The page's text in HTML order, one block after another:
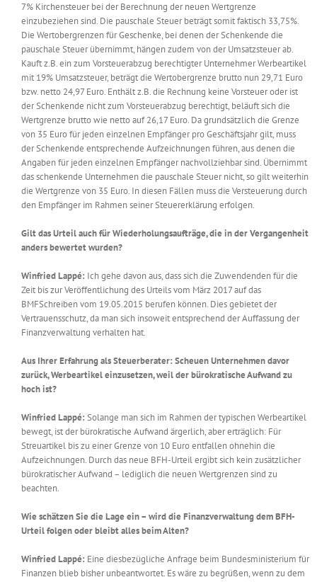
7% Kirchensteuer bei der Berechnung der neuen Wertgrenze
einzubeziehen sind. Die pauschale Steuer beträgt somit faktisch 33,75%.
Die Wertobergrenzen für Geschenke, bei denen der Schenkende die
pauschale Steuer übernimmt, hängen zudem von der Umsatzsteuer ab.
Kauft z.B. ein zum Vorsteuerabzug berechtigter Unternehmer Werbeartikel
mit 19% Umsatzsteuer, beträgt die Wertobergrenze brutto nun 29,71 Euro
bzw. netto 24,97 Euro. Enthält z.B. die Rechnung keine Vorsteuer oder ist
der Schenkende nicht zum Vorsteuerabzug berechtigt, beläuft sich die
Wertgrenze brutto wie netto auf 26,17 Euro. Da grundsätzlich die Grenze
von 35 Euro für jeden einzelnen Empfänger pro Geschäftsjahr gilt, muss
der Schenkende entsprechende Aufzeichnungen führen, aus denen die
Angaben für jeden einzelnen Empfänger nachvollziehbar sind. Übernimmt
das schenkende Unternehmen die pauschale Steuer nicht, so gilt weiterhin
die Wertgrenze von 35 Euro. In diesen Fällen muss die Versteuerung durch
den Empfänger im Rahmen seiner Steuererklärung erfolgen.
Gilt das Urteil auch für Wiederholungsaufträge, die in der Vergangenheit
anders bewertet wurden?
Winfried Lappé: Ich gehe davon aus, dass sich die Zuwendenden für die
Zeit bis zur Veröffentlichung des Urteils vom März 2017 auf das
BMFSchreiben vom 19.05.2015 berufen können. Dies gebietet der
Vertrauensschutz, da man sich insoweit entsprechend der Auffassung der
Finanzverwaltung verhalten hat.
Aus Ihrer Erfahrung als Steuerberater: Scheuen Unternehmen davor
zurück, Werbeartikel einzusetzen, weil der bürokratische Aufwand zu
hoch ist?
Winfried Lappé: Solange man sich im Rahmen der typischen Werbeartikel
bewegt, ist der bürokratische Aufwand ärgerlich, aber erträglich: Für
Streuartikel bis zu einer Grenze von 10 Euro entfallen ohnehin die
Aufzeichnungen. Durch das neue BFH-Urteil ergibt sich kein zusätzlicher
bürokratischer Aufwand – lediglich die neuen Wertgrenzen sind zu
beachten.
Wie schätzen Sie die Lage ein – wird die Finanzverwaltung dem BFH-
Urteil folgen oder bleibt alles beim Alten?
Winfried Lappé: Eine diesbezügliche Anfrage beim Bundesministerium für
Finanzen blieb bisher unbeantwortet. Es wäre zu begrüßen, wenn zu dem